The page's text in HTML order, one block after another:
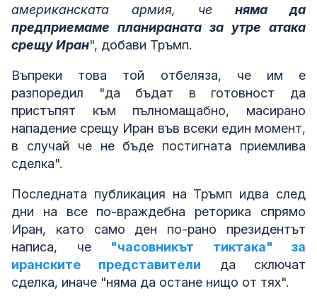
американската армия, че няма да
предприемаме планираната за утре атака
срещу Иран", добави Тръмп.
Въпреки това той отбеляза, че им е
разпоредил "да бъдат в готовност да
пристъпят към пълномащабно, масирано
нападение срещу Иран във всеки един момент,
в случай че не бъде постигната приемлива
сделка".
Последната публикация на Тръмп идва след
дни на все по-враждебна реторика спрямо
Иран, като само ден по-рано президентът
написа, че "часовникът тиктака" за
иранските представители да сключат
сделка, иначе "няма да остане нищо от тях".